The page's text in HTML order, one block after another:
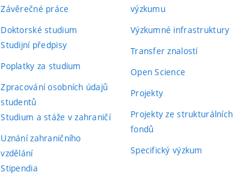
Závěrečné práce
Doktorské studium
Studijní předpisy
Poplatky za studium
Zpracování osobních údajů
studentů
Studium a stáže v zahraničí
Uznání zahraničního
vzdělání
Stipendia
výzkumu
Výzkumné infrastruktury
Transfer znalostí
Open Science
Projekty
Projekty ze strukturálních
fondů
Specifický výzkum